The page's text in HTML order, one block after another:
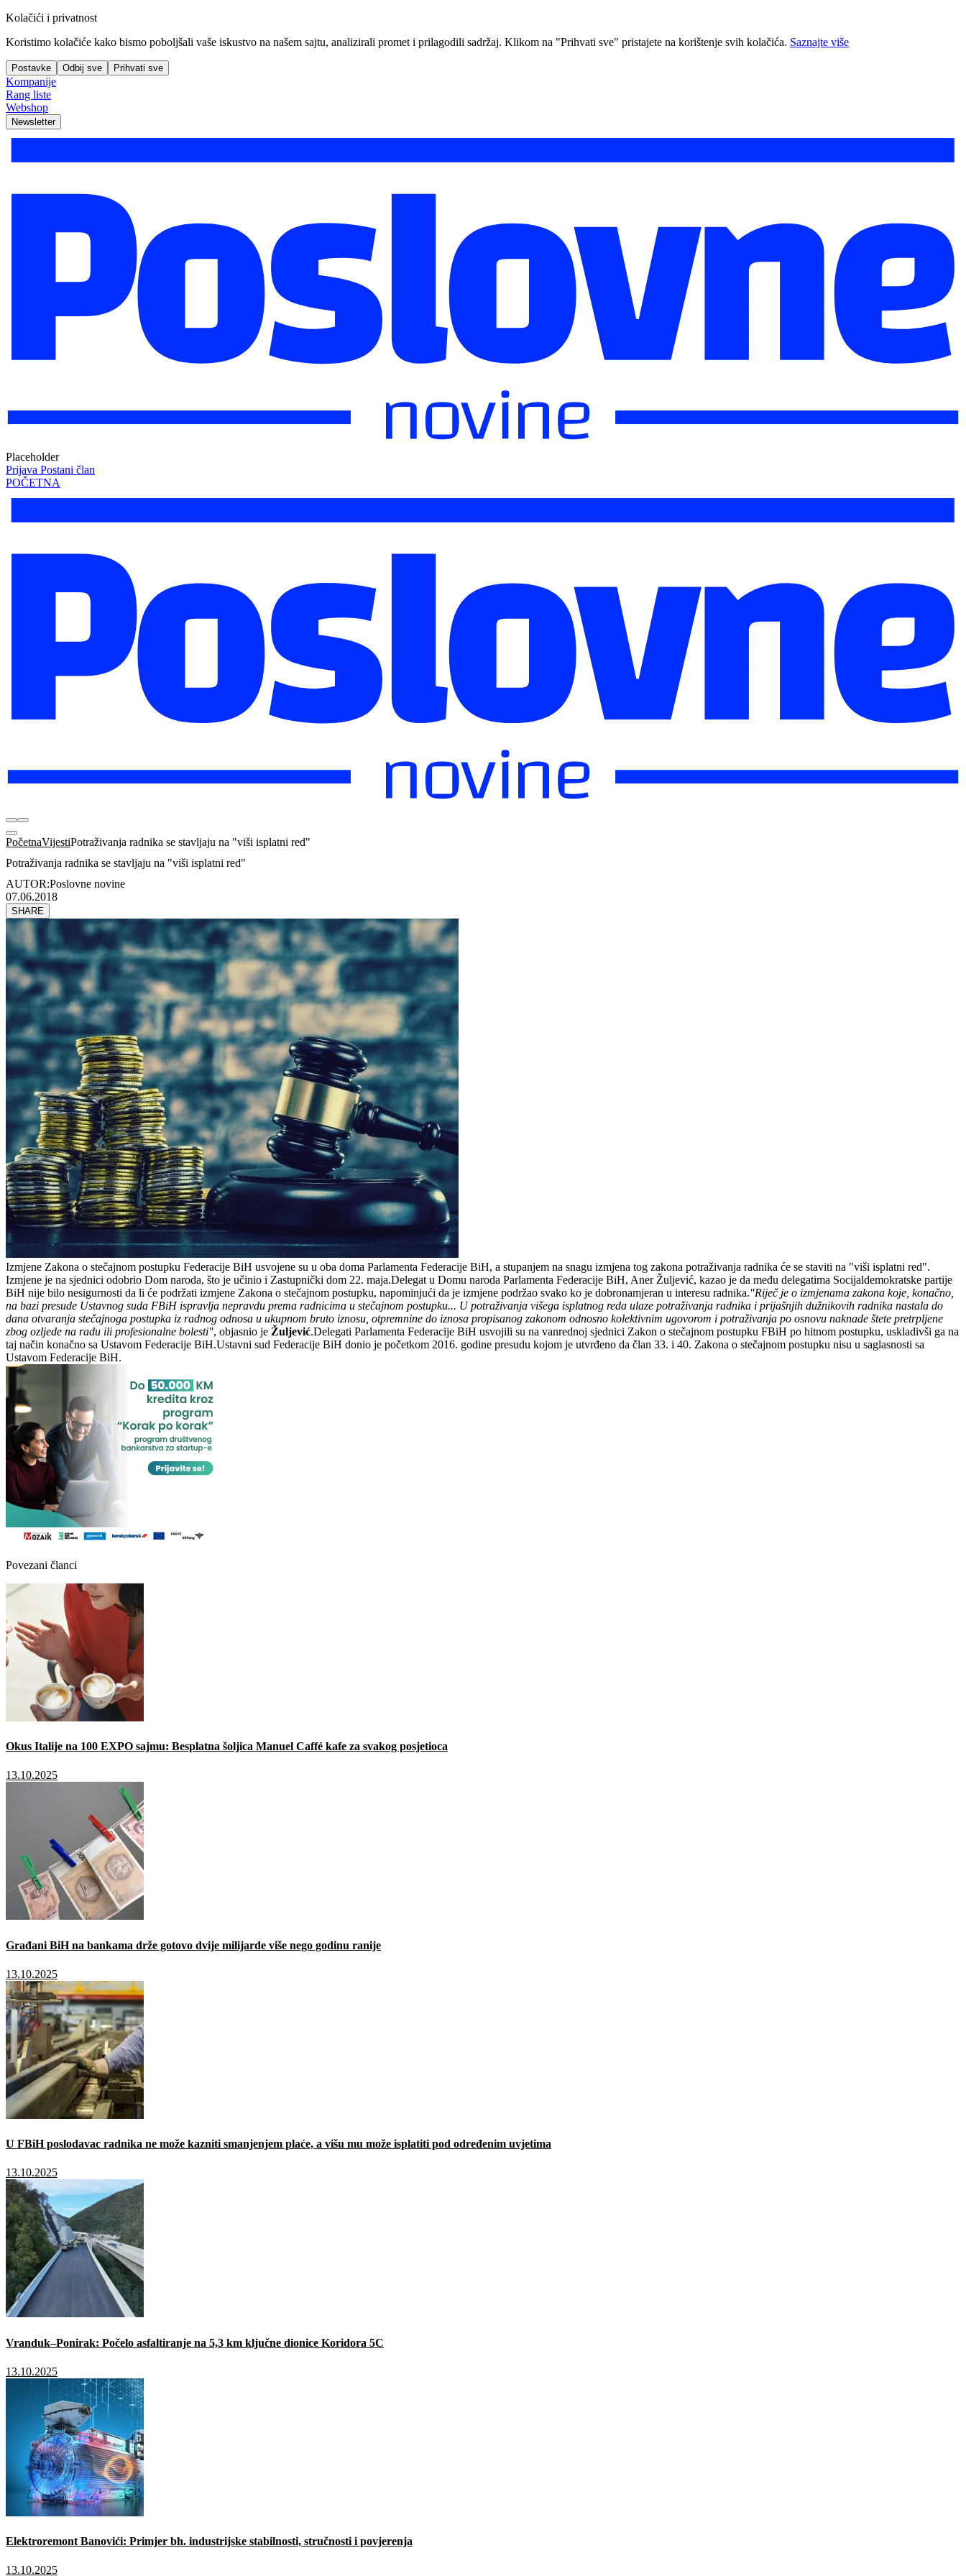
Kolačići i privatnost
Koristimo kolačiće kako bismo poboljšali vaše iskustvo na našem sajtu, analizirali promet i prilagodili sadržaj. Klikom na "Prihvati sve" pristajete na korištenje svih kolačića. Saznajte više
Postavke Odbij sve Prihvati sve
Kompanije
Rang liste
Webshop
Newsletter
Placeholder
Prijava Postani član
POČETNA
PočetnaVijestiPotraživanja radnika se stavljaju na "viši isplatni red"
Potraživanja radnika se stavljaju na "viši isplatni red"
AUTOR:Poslovne novine
07.06.2018
SHARE
Izmjene Zakona o stečajnom postupku Federacije BiH usvojene su u oba doma Parlamenta Federacije BiH, a stupanjem na snagu izmjena tog zakona potraživanja radnika će se staviti na "viši isplatni red".
Izmjene je na sjednici odobrio Dom naroda, što je učinio i Zastupnički dom 22. maja.Delegat u Domu naroda Parlamenta Federacije BiH, Aner Žuljević, kazao je da među delegatima Socijaldemokratske partije
BiH nije bilo nesigurnosti da li će podržati izmjene Zakona o stečajnom postupku, napominjući da je izmjene podržao svako ko je dobronamjeran u interesu radnika."Riječ je o izmjenama zakona koje, konačno,
na bazi presude Ustavnog suda FBiH ispravlja nepravdu prema radnicima u stečajnom postupku... U potraživanja višega isplatnog reda ulaze potraživanja radnika i prijašnjih dužnikovih radnika nastala do
dana otvaranja stečajnoga postupka iz radnog odnosa u ukupnom bruto iznosu, otpremnine do iznosa propisanog zakonom odnosno kolektivnim ugovorom i potraživanja po osnovu naknade štete pretrpljene
zbog ozljede na radu ili profesionalne bolesti", objasnio je Žuljević.Delegati Parlamenta Federacije BiH usvojili su na vanrednoj sjednici Zakon o stečajnom postupku FBiH po hitnom postupku, uskladivši ga na
taj način konačno sa Ustavom Federacije BiH.Ustavni sud Federacije BiH donio je početkom 2016. godine presudu kojom je utvrđeno da član 33. i 40. Zakona o stečajnom postupku nisu u saglasnosti sa
Ustavom Federacije BiH.
Povezani članci
Okus Italije na 100 EXPO sajmu: Besplatna šoljica Manuel Caffé kafe za svakog posjetioca
13.10.2025
Građani BiH na bankama drže gotovo dvije milijarde više nego godinu ranije
13.10.2025
U FBiH poslodavac radnika ne može kazniti smanjenjem plaće, a višu mu može isplatiti pod određenim uvjetima
13.10.2025
Vranduk–Ponirak: Počelo asfaltiranje na 5,3 km ključne dionice Koridora 5C
13.10.2025
Elektroremont Banovići: Primjer bh. industrijske stabilnosti, stručnosti i povjerenja
13.10.2025